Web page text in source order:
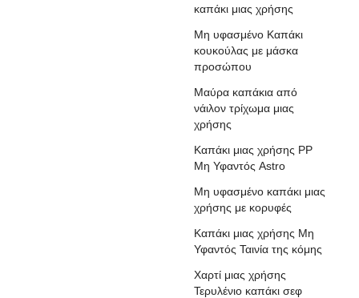
καπάκι μιας χρήσης
Μη υφασμένο Καπάκι
κουκούλας με μάσκα
προσώπου
Μαύρα καπάκια από
νάιλον τρίχωμα μιας
χρήσης
Καπάκι μιας χρήσης PP
Μη Υφαντός Astro
Μη υφασμένο καπάκι μιας
χρήσης με κορυφές
Καπάκι μιας χρήσης Μη
Υφαντός Ταινία της κόμης
Χαρτί μιας χρήσης
Τερυλένιο καπάκι σεφ